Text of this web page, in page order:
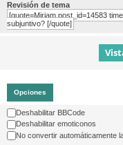
Revisión de tema
[quote=Miriam post_id=14583
subjuntivo? [/quote]
Opciones
Deshabilitar BBCode
Deshabilitar emoticonos
No convertir automáticamente